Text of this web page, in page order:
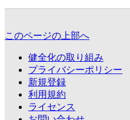
このページの上部へ
健全化の取り組み
プライバシーポリシー
新規登録
利用規約
ライセンス